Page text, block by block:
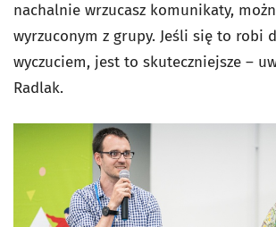
nachalnie wrzucasz komunikaty,
wyrzuconym z grupy. Jeśli się to robi
wyczuciem, jest to skuteczniejsze –
Radlak.